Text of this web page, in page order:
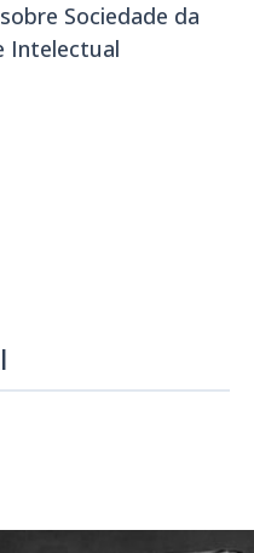
Sociedade da
Intelectual